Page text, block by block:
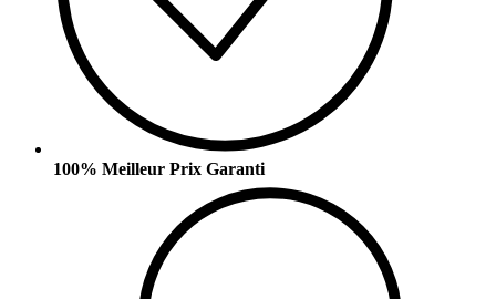
100% Meilleur Prix Garanti